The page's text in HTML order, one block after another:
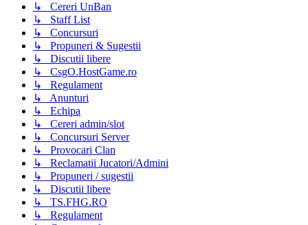
↳ Cereri UnBan
↳ Staff List
↳ Concursuri
↳ Propuneri & Sugestii
↳ Discutii libere
↳ CsgO.HostGame.ro
↳ Regulament
↳ Anunturi
↳ Echipa
↳ Cereri admin/slot
↳ Concursuri Server
↳ Provocari Clan
↳ Reclamatii Jucatori/Admini
↳ Propuneri / sugestii
↳ Discutii libere
↳ TS.FHG.RO
↳ Regulament